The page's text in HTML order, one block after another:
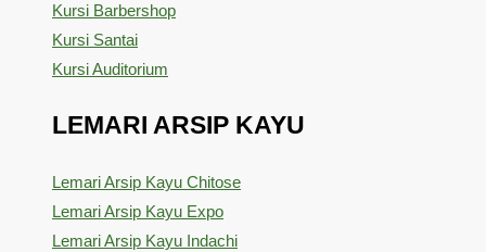
Kursi Barbershop
Kursi Santai
Kursi Auditorium
LEMARI ARSIP KAYU
Lemari Arsip Kayu Chitose
Lemari Arsip Kayu Expo
Lemari Arsip Kayu Indachi